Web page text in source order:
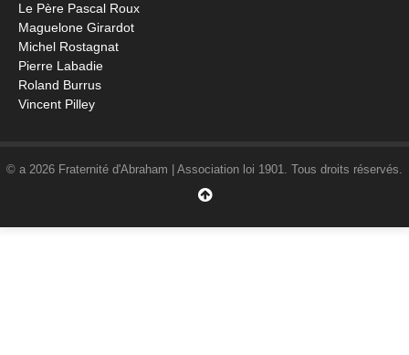
Le Père Pascal Roux
Maguelone Girardot
Michel Rostagnat
Pierre Labadie
Roland Burrus
Vincent Pilley
© a 2026 Fraternité d'Abraham | Association loi 1901. Tous droits réservés.